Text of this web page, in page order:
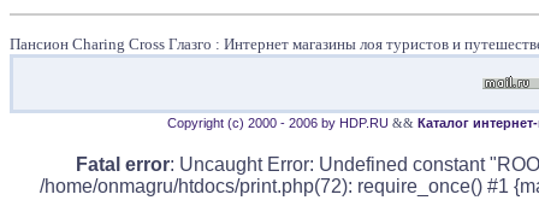
Пансион Charing Cross Глазго : Интернет магазины лоя туристов и
Copyright (c) 2000 - 2006 by HDP.RU && Каталог
Fatal error: Uncaught Error: Undefined constant
/home/onmagru/htdocs/print.php(72): require_once() #1